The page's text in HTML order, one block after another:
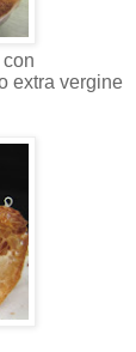
extra vergine